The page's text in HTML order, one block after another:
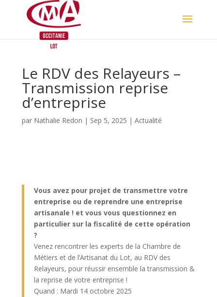
Le RDV des Relayeurs –
Transmission reprise
d’entreprise
par Nathalie Redon | Sep 5, 2025 | Actualité
Vous avez pour projet de transmettre votre
entreprise ou de reprendre une entreprise
artisanale ! et vous vous questionnez en
particulier sur la fiscalité de cette opération
?
Venez rencontrer les experts de la Chambre de
Métiers et de l’Artisanat du Lot, au RDV des
Relayeurs, pour réussir ensemble la transmission &
la reprise de votre entreprise !
Quand : Mardi 14 octobre 2025